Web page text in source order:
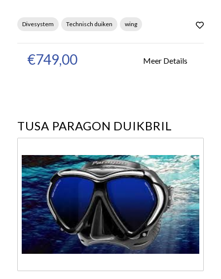
Divesystem Technisch duiken wing
€749,00 Meer Details
TUSA PARAGON DUIKBRIL